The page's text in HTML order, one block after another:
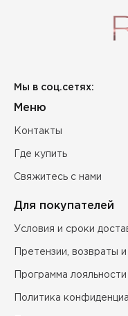
Мы в соц.сетях:
Меню
Контакты
Где купить
Свяжитесь с нами
Для покупателей
Условия и сроки
Претензии, возвраты
Программа лояльности
Политика